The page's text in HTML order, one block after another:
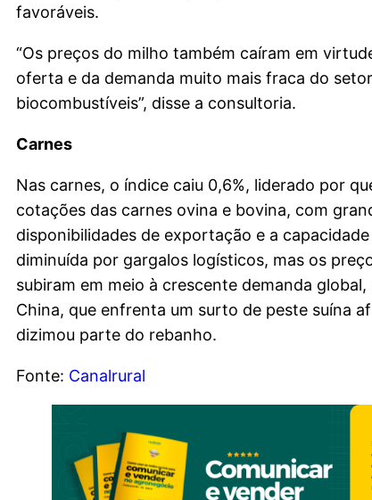
favoráveis.
“Os preços do milho também caíram em
oferta e da demanda muito mais fraca do
biocombustíveis”, disse a consultoria.
Carnes
Nas carnes, o índice caiu 0,6%, liderado por
cotações das carnes ovina e bovina, com
disponibilidades de exportação e a
diminuída por gargalos logísticos, mas os
subiram em meio à crescente demanda
China, que enfrenta um surto de peste suína
dizimou parte do rebanho.
Fonte: Canalrural